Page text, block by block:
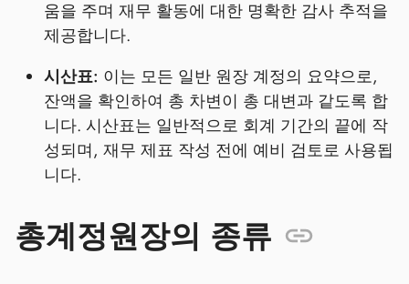
움을 주며 재무 활동에 대한 명확한 감사 추적을
제공합니다.
시산표: 이는 모든 일반 원장 계정의 요약으로,
잔액을 확인하여 총 차변이 총 대변과 같도록 합
니다. 시산표는 일반적으로 회계 기간의 끝에 작
성되며, 재무 제표 작성 전에 예비 검토로 사용됩
니다.
총계정원장의 종류